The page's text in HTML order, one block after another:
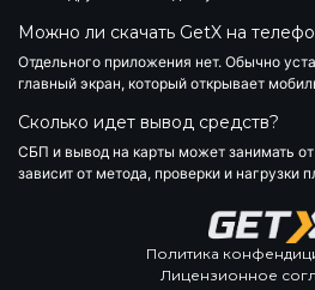
Можно ли скачать GetX на
Отдельного приложения нет. Обычно
главный экран, который открывает
Сколько идет вывод средств?
СБП и вывод на карты может занимать
зависит от метода, проверки и нагрузки
Политика
Лицензионное